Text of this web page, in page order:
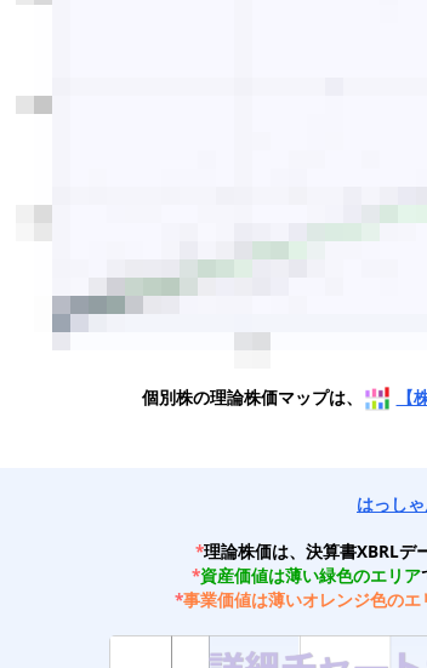
個別株の理論株価マップは、 【
はっし
*理論株価は、決算書XBRLデ
*資産価値は薄い緑色のエリア
*事業価値は薄いオレンジ色のエ